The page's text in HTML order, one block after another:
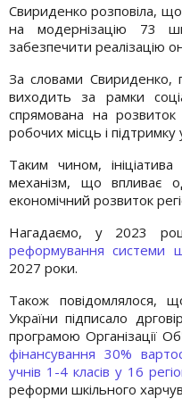
Свириденко розповіла,
на модернізацію 73
забезпечити реалізацію
За словами Свириденко,
виходить за рамки
спрямована на розвиток
робочих місць і підтримку
Таким чином,
механізм, що впливає
економічний розвиток
Нагадаємо, у 2023
реформування системи
2027 роки.
Також повідомлялося,
України підписало
програмою Організації
фінансування 30%
учнів 1-4 класів у 16
реформи шкільного